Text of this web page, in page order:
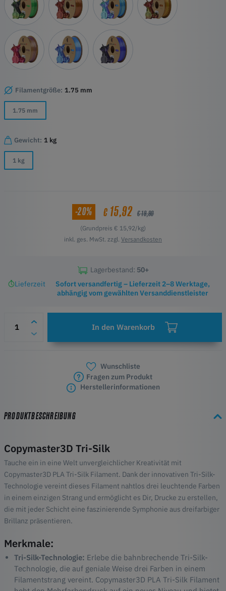
Filamentgröße: 1.75 mm
1.75 mm
Gewicht: 1 kg
1 kg
-20% € 15,92 € 19,90
(Grundpreis € 15,92/kg)
inkl. ges. MwSt. zzgl. Versandkosten
Lagerbestand: 50+
Lieferzeit
Sofort versandfertig – Lieferzeit 2–8 Werktage,
abhängig vom gewählten Versanddienstleister
In den Warenkorb
Wunschliste
Fragen zum Produkt
Herstellerinformationen
PRODUKTBESCHREIBUNG
Copymaster3D Tri-Silk
Tauche ein in eine Welt unvergleichlicher Kreativität mit
Copymaster3D PLA Tri-Silk Filament. Dank der innovativen Tri-Silk-
Technologie vereint dieses Filament nahtlos drei leuchtende Farben
in einem einzigen Strang und ermöglicht es Dir, Drucke zu erstellen,
die mit jeder Schicht eine faszinierende Symphonie aus dreifarbiger
Brillanz präsentieren.
Merkmale:
Tri-Silk-Technologie: Erlebe die bahnbrechende Tri-Silk-
Technologie, die auf geniale Weise drei Farben in einem
Filamentstrang vereint. Copymaster3D PLA Tri-Silk Filament